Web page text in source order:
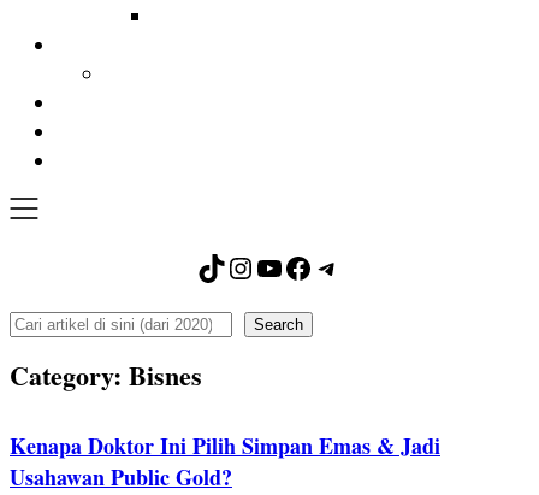
TikTok
Instagram
YouTube
Facebook
Telegram
Search Search
Category: Bisnes
Kenapa Doktor Ini Pilih Simpan Emas & Jadi
Usahawan Public Gold?